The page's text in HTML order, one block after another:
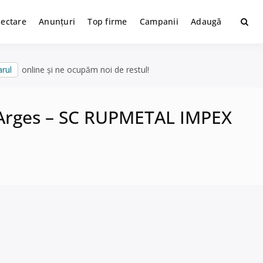
Anunțuri Top firme Campanii Adaugă
online și ne ocupăm noi de restul!
– SC RUPMETAL IMPEX